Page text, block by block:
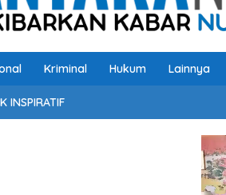
Kriminal Hukum Lainnya
INSPIRATIF